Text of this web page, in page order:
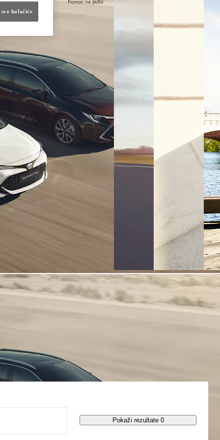
Pokaži rezultate 0
kolačiće